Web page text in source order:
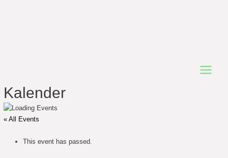
Main
Kalender
« All Events
This event has passed.